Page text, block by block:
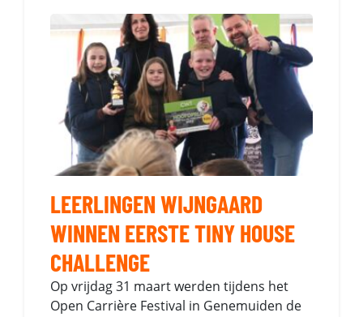
LEERLINGEN WIJNGAARD
WINNEN EERSTE TINY HOUSE
CHALLENGE
Op vrijdag 31 maart werden tijdens het
Open Carrière Festival in Genemuiden de